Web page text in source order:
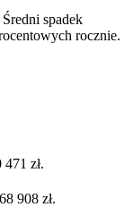
Średni spadek
rocznie.
zł.
908 zł.